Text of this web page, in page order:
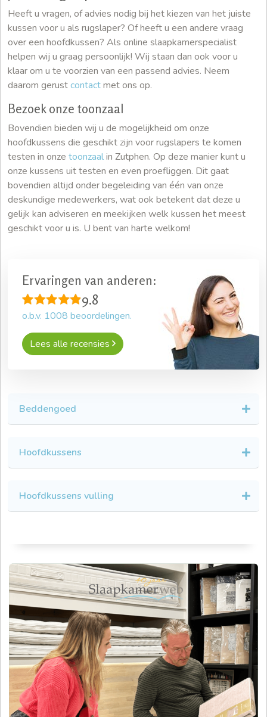
Heeft u vragen, of advies nodig bij het kiezen van het juiste
kussen voor u als rugslaper? Of heeft u een andere vraag
over een hoofdkussen? Als online slaapkamerspecialist
helpen wij u graag persoonlijk! Wij staan dan ook voor u
klaar om u te voorzien van een passend advies. Neem
daarom gerustcontactmet ons op.
Bezoek onze toonzaal
Bovendien bieden wij u de mogelijkheid om onze
hoofdkussens die geschikt zijn voor rugslapers te komen
testen in onze toonzaalin Zutphen. Op deze manier kunt u
onze kussens uit testen en even proefliggen. Dit gaat
bovendien altijd onder begeleiding van één van onze
deskundige medewerkers, wat ook betekent dat deze u
gelijk kan adviseren en meekijken welk kussen het meest
geschikt voor u is. U bent van harte welkom!
Ervaringen van anderen:
9.8
o.b.v. 1008 beoordelingen.
Lees alle recensies
Beddengoed
Hoofdkussens
Hoofdkussens vulling